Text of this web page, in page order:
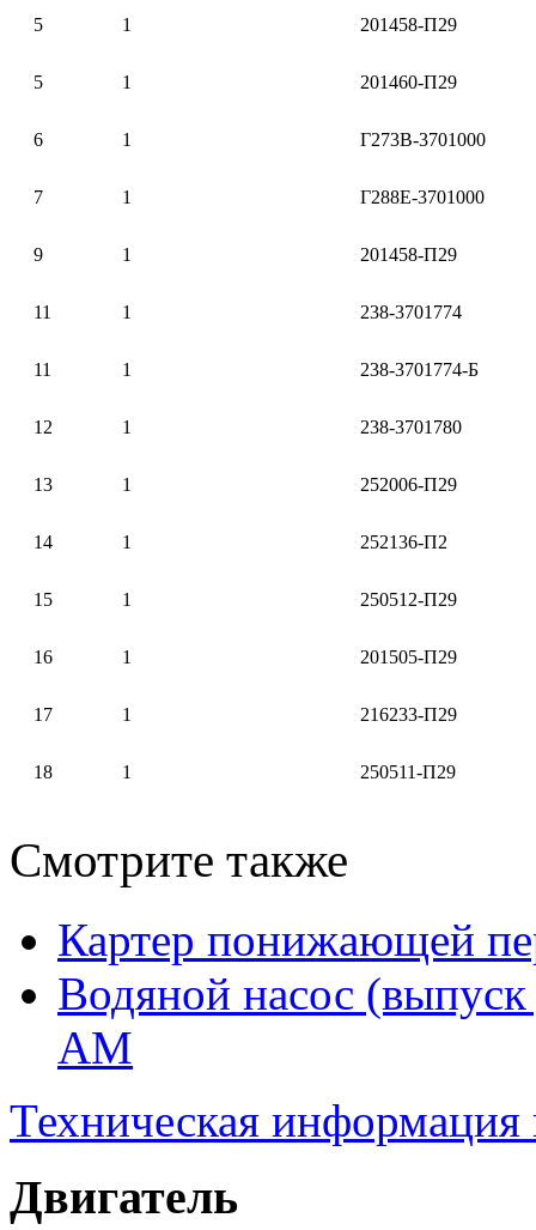
5 1 201458-П29
5 1 201460-П29
6 1 Г273В-3701000
7 1 Г288Е-3701000
9 1 201458-П29
11 1 238-3701774
11 1 238-3701774-Б
12 1 238-3701780
13 1 252006-П29
14 1 252136-П2
15 1 250512-П29
16 1 201505-П29
17 1 216233-П29
18 1 250511-П29
Смотрите также
Картер понижающей
Водяной насос
АМ
Техническая
Двигатель